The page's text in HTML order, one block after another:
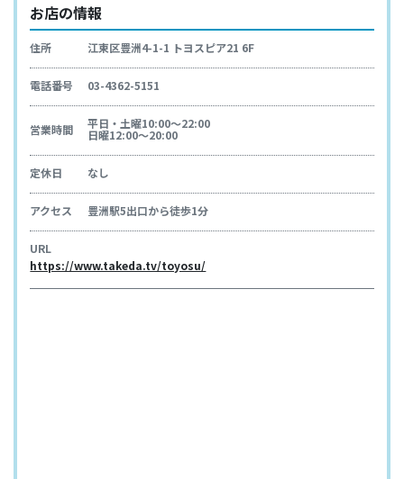
お店の情報
住所 江東区豊洲4-1-1 トヨスピア21 6F
電話番号 03-4362-5151
営業時間 平日・土曜10:00〜22:00
日曜12:00～20:00
定休日 なし
アクセス 豊洲駅5出口から徒歩1分
URL
https://www.takeda.tv/toyosu/